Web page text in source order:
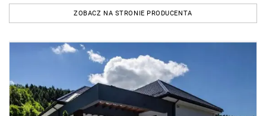
ZOBACZ NA STRONIE PRODUCENTA